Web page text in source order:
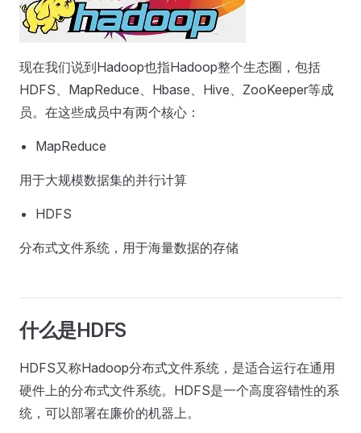
现在我们说到Hadoop也指Hadoop整个生态圈，包括
HDFS、MapReduce、Hbase、Hive、ZooKeeper等成
员。在这些成员中有两个核心：
MapReduce
用于大规模数据集的并行计算
HDFS
分布式文件系统，用于海量数据的存储
什么是HDFS
HDFS又称Hadoop分布式文件系统，是适合运行在通用
硬件上的分布式文件系统。HDFS是一个高度容错性的系
统，可以部署在廉价的机器上。